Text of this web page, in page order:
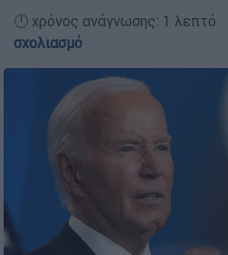
🕛 χρόνος ανάγνωσης: 1
σχολιασμό